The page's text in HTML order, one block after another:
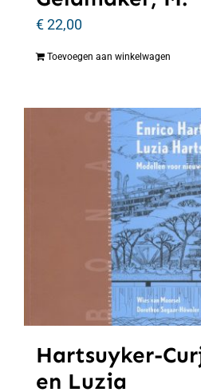
€22,00
Toevoegen aan winkelwagen
Hartsuyker-
en Luzia